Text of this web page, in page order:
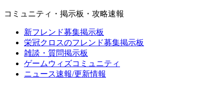
コミュニティ・掲示板・攻略速報
新フレンド募集掲示板
栄冠クロスのフレンド募集掲示板
雑談・質問掲示板
ゲームウィズコミュニティ
ニュース速報/更新情報